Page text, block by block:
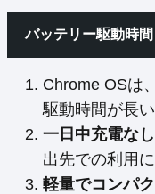
バッテリー駆動時間
Chrome OSは、
駆動時間が長
一日中充電なし
出先での利用に
軽量でコンパ